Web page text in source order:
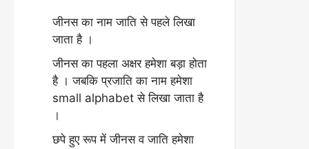
जीनस का नाम जाति से पहले लिखा
जाता है ।
जीनस का पहला अक्षर हमेशा बड़ा होता
है । जबकि प्रजाति का नाम हमेशा
small alphabet से लिखा जाता है
।
छपे हुए रूप में जीनस व जाति हमेशा